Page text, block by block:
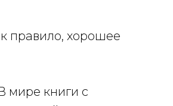
правило, хорошее
мире книги с